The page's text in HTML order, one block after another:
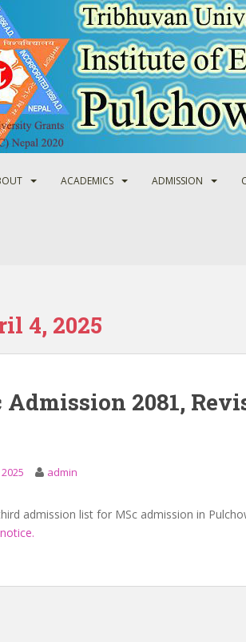
ACADEMICS ADMISSION
4, 2025
Admission 2081,
admin
admission list for MSc admission in